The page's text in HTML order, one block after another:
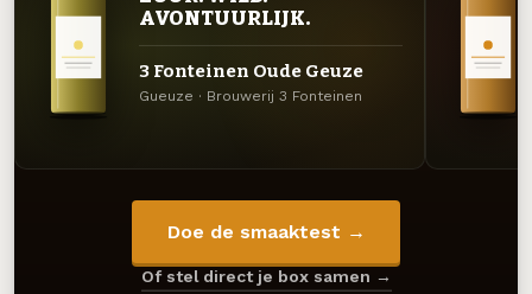
AVONTUURLIJK.
3 Fonteinen Oude Geuze
Gueuze · Brouwerij 3 Fonteinen
Doe de smaaktest →
Of stel direct je box samen →